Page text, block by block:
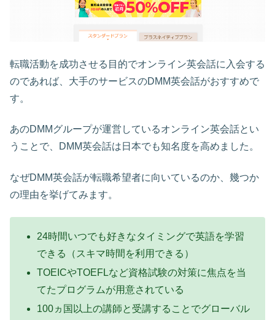
転職活動を成功させる目的でオンライン英会話に入会する
のであれば、大手のサービスのDMM英会話がおすすめで
す。
あのDMMグループが運営しているオンライン英会話とい
うことで、DMM英会話は日本でも知名度を高めました。
なぜDMM英会話が転職希望者に向いているのか、幾つか
の理由を挙げてみます。
24時間いつでも好きなタイミングで英語を学習
できる（スキマ時間を利用できる）
TOEICやTOEFLなど資格試験の対策に焦点を当
てたプログラムが用意されている
100ヵ国以上の講師と受講することでグローバル